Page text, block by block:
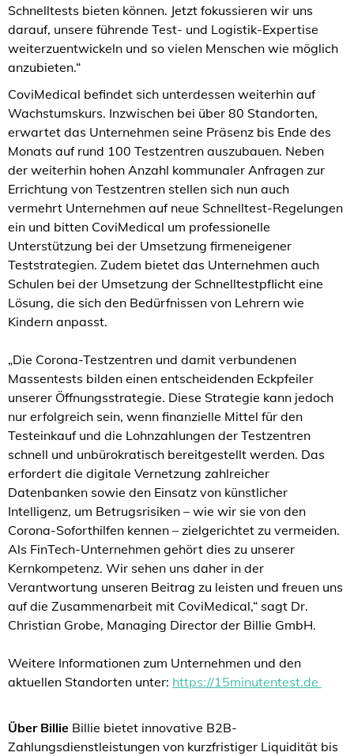
Schnelltests bieten können. Jetzt fokussieren wir uns
darauf, unsere führende Test- und Logistik-Expertise
weiterzuentwickeln und so vielen Menschen wie möglich
anzubieten.“
CoviMedical befindet sich unterdessen weiterhin auf
Wachstumskurs. Inzwischen bei über 80 Standorten,
erwartet das Unternehmen seine Präsenz bis Ende des
Monats auf rund 100 Testzentren auszubauen. Neben
der weiterhin hohen Anzahl kommunaler Anfragen zur
Errichtung von Testzentren stellen sich nun auch
vermehrt Unternehmen auf neue Schnelltest-Regelungen
ein und bitten CoviMedical um professionelle
Unterstützung bei der Umsetzung firmeneigener
Teststrategien. Zudem bietet das Unternehmen auch
Schulen bei der Umsetzung der Schnelltestpflicht eine
Lösung, die sich den Bedürfnissen von Lehrern wie
Kindern anpasst.
„Die Corona-Testzentren und damit verbundenen
Massentests bilden einen entscheidenden Eckpfeiler
unserer Öffnungsstrategie. Diese Strategie kann jedoch
nur erfolgreich sein, wenn finanzielle Mittel für den
Testeinkauf und die Lohnzahlungen der Testzentren
schnell und unbürokratisch bereitgestellt werden. Das
erfordert die digitale Vernetzung zahlreicher
Datenbanken sowie den Einsatz von künstlicher
Intelligenz, um Betrugsrisiken – wie wir sie von den
Corona-Soforthilfen kennen – zielgerichtet zu vermeiden.
Als FinTech-Unternehmen gehört dies zu unserer
Kernkompetenz. Wir sehen uns daher in der
Verantwortung unseren Beitrag zu leisten und freuen uns
auf die Zusammenarbeit mit CoviMedical,“ sagt Dr.
Christian Grobe, Managing Director der Billie GmbH.
Weitere Informationen zum Unternehmen und den
aktuellen Standorten unter: https://15minutentest.de
Über Billie Billie bietet innovative B2B-
Zahlungsdienstleistungen von kurzfristiger Liquidität bis